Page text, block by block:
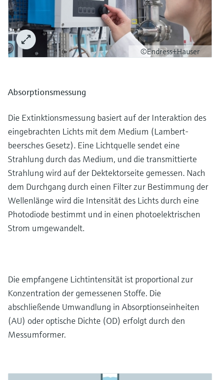
©Endress+Hauser
Absorptionsmessung
Die Extinktionsmessung basiert auf der Interaktion des
eingebrachten Lichts mit dem Medium (Lambert-
beersches Gesetz). Eine Lichtquelle sendet eine
Strahlung durch das Medium, und die transmittierte
Strahlung wird auf der Dektektorseite gemessen. Nach
dem Durchgang durch einen Filter zur Bestimmung der
Wellenlänge wird die Intensität des Lichts durch eine
Photodiode bestimmt und in einen photoelektrischen
Strom umgewandelt.
Die empfangene Lichtintensität ist proportional zur
Konzentration der gemessenen Stoffe. Die
abschließende Umwandlung in Absorptionseinheiten
(AU) oder optische Dichte (OD) erfolgt durch den
Messumformer.